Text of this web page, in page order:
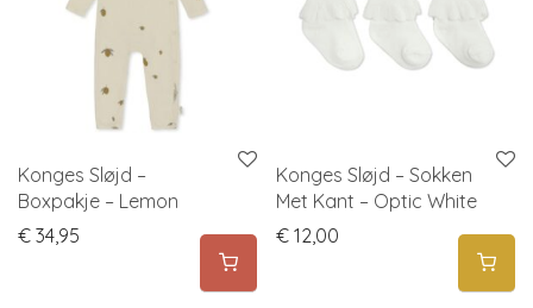
Konges Sløjd –
Boxpakje – Lemon
€ 34,95
Konges Sløjd – Sokken
Met Kant – Optic White
€ 12,00